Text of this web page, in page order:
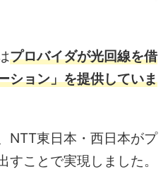
プロバイダが光回線を借
ション」を提供していま
NTT東日本・西日本がプ
すことで実現しました。